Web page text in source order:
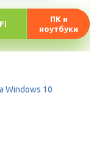
ПК и
ноутбуки
Windows 10